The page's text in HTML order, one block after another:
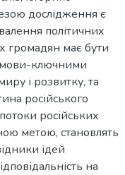
дослідження є
політичних
громадян має бути
ключними
і розвитку, та
російського
російських
метою, становлять
ідей
на